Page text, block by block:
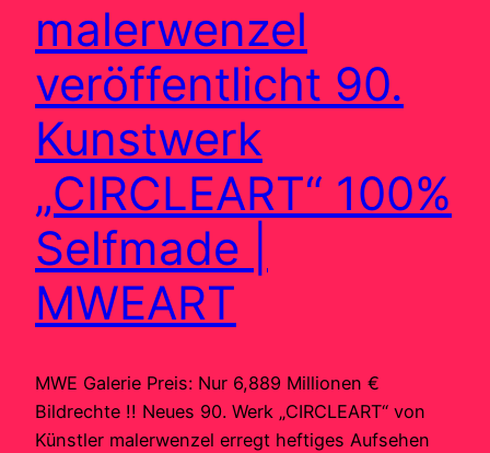
malerwenzel
veröffentlicht 90.
Kunstwerk
„CIRCLEART“ 100%
Selfmade |
MWEART
MWE Galerie Preis: Nur 6,889 Millionen €
Bildrechte !! Neues 90. Werk „CIRCLEART“ von
Künstler malerwenzel erregt heftiges Aufsehen